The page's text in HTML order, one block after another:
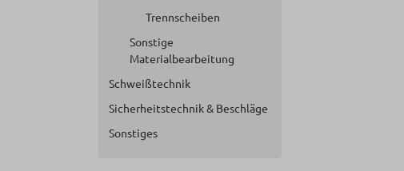
Trennscheiben
Sonstige
Materialbearbeitung
Schweißtechnik
Sicherheitstechnik & Beschläge
Sonstiges